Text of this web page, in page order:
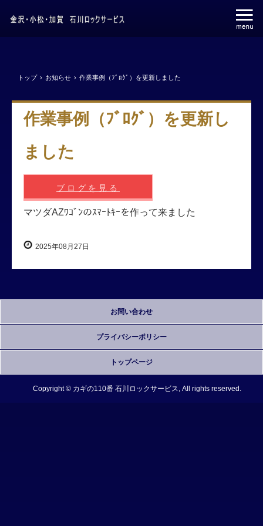
トップ › お知らせ › 作業事例（ﾌﾞﾛｸﾞ）を更新しました
作業事例（ﾌﾞﾛｸﾞ）を更新し
ました
ブログを見る
マツダAZﾜｺﾞﾝのｽﾏｰﾄｷｰを作って来ました
2025年08月27日
お問い合わせ
プライバシーポリシー
トップページ
Copyright © カギの110番 石川ロックサービス, All rights reserved.